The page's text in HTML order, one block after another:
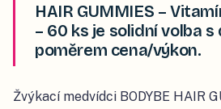
HAIR GUMMIES –
– 60 ks je solidní volba s
poměrem cena/výkon.
Žvýkací medvídci BODYBE HAIR